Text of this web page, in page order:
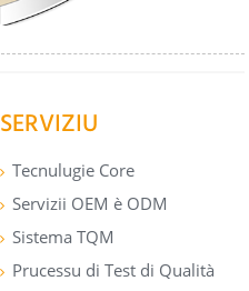
SERVIZIU
Tecnulugie Core
Servizii OEM è ODM
Sistema TQM
Prucessu di Test di Qualità